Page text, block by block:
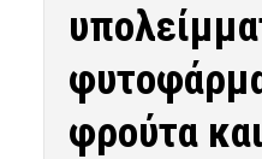
φρούτα